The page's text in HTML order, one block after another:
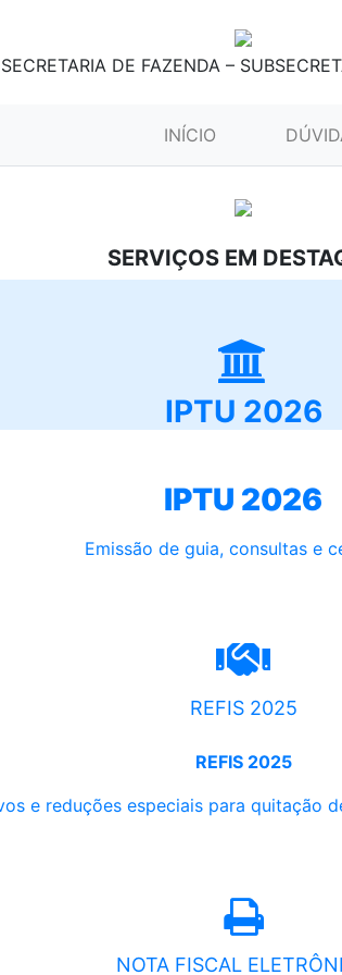
SECRETARIA DE FAZENDA –
INÍCIO (CURRENT)
SERVIÇOS EM
IPTU 2026
IPTU 2026
Emissão de guia, consultas e
REFIS 2025
REFIS 2025
e reduções especiais para quitação
NOTA FISCAL